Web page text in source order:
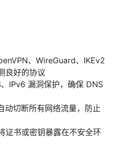
、WireGuard、IKEv2
良好的协议
IPv6 漏洞保护，确保 DNS
切断所有网络流量，防止
证书或密钥暴露在不安全环